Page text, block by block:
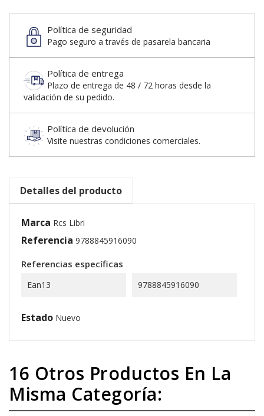
Política de seguridad
Pago seguro a través de pasarela bancaria
Política de entrega
Plazo de entrega de 48 / 72 horas desde la
validación de su pedido.
Política de devolución
Visite nuestras condiciones comerciales.
Detalles del producto
Marca Rcs Libri
Referencia 9788845916090
Referencias específicas
Ean13 9788845916090
Estado Nuevo
16 Otros Productos En La
Misma Categoría: